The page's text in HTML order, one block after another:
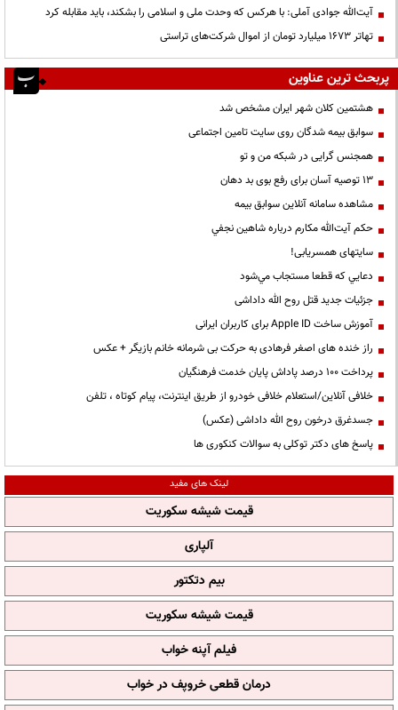
آیت‌الله جوادی آملی: با هرکس که وحدت ملی و اسلامی را بشکند، باید مقابله کرد
تهاتر ۱۶۷۳ میلیارد تومان از اموال شرکت‌های تراستی
پربحث ترین عناوین
هشتمین کلان شهر ایران مشخص شد
سوابق بیمه شدگان روی سایت تامین اجتماعی
همجنس گرایی در شبکه من و تو
13 توصیه آسان برای رفع بوی بد دهان
مشاهده سامانه آنلاين سوابق بیمه
حكم آيت‌الله مكارم درباره شاهين نجفي
سایتهای همسریابی!
دعايي كه قطعا مستجاب مي‌شود
جزئیات جدید قتل روح الله داداشی
آموزش ساخت Apple ID برای کاربران ایرانی
راز خنده های اصغر فرهادی به حرکت بی شرمانه خانم بازیگر + عکس
پرداخت ۱۰۰ درصد پاداش پایان خدمت فرهنگیان
خلافی آنلاین/استعلام خلافی خودرو از طریق اینترنت، پیام کوتاه ، تلفن
جسدغرق درخون روح الله داداشی (عکس)
پاسخ های دکتر توکلی به سوالات کنکوری ها
لینک های مفید
قیمت شیشه سکوریت
آلپاری
بیم دتکتور
قیمت شیشه سکوریت
فیلم آپنه خواب
درمان قطعی خروپف در خواب